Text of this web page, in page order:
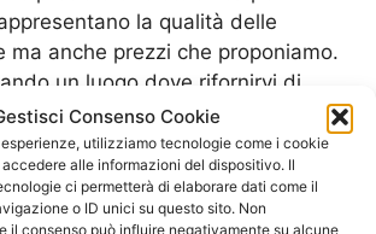
Consenso Cookie
utilizziamo tecnologie come i cookie
alle informazioni del dispositivo. Il
ci permetterà di elaborare dati come il
o ID unici su questo sito. Non
il consenso può influire negativamente su alcune
la qualità delle
ma anche prezzi che proponiamo.
un luogo dove rifornirvi di
e di sirene, ilsistema
casatiene sempre aperto ad
centro che segue gli standard
vi accoglierà per rispondere